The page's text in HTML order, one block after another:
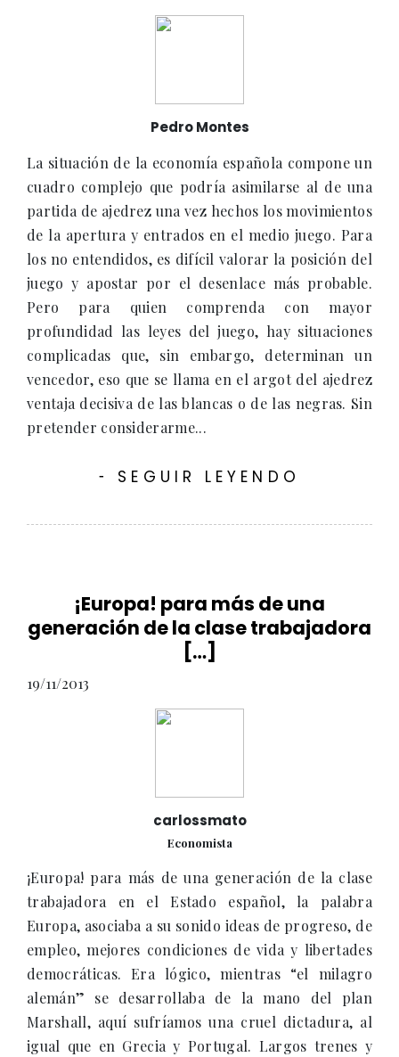
Pedro Montes
La situación de la economía española compone un
cuadro complejo que podría asimilarse al de una
partida de ajedrez una vez hechos los movimientos
de la apertura y entrados en el medio juego. Para
los no entendidos, es difícil valorar la posición del
juego y apostar por el desenlace más probable.
Pero para quien comprenda con mayor
profundidad las leyes del juego, hay situaciones
complicadas que, sin embargo, determinan un
vencedor, eso que se llama en el argot del ajedrez
ventaja decisiva de las blancas o de las negras. Sin
pretender considerarme...
- SEGUIR LEYENDO
¡Europa! para más de una
generación de la clase trabajadora
[…]
19/11/2013
carlossmato
Economista
¡Europa! para más de una generación de la clase
trabajadora en el Estado español, la palabra
Europa, asociaba a su sonido ideas de progreso, de
empleo, mejores condiciones de vida y libertades
democráticas. Era lógico, mientras “el milagro
alemán” se desarrollaba de la mano del plan
Marshall, aquí sufríamos una cruel dictadura, al
igual que en Grecia y Portugal. Largos trenes y